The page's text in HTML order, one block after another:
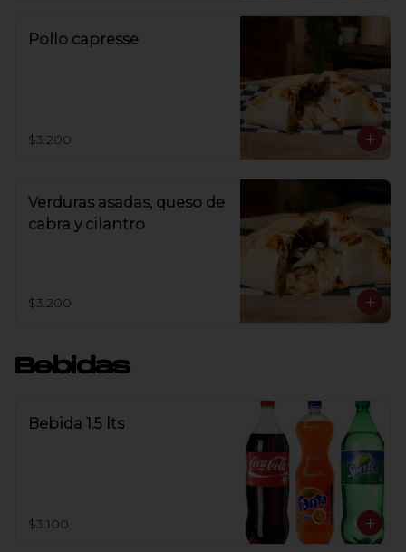
Pollo capresse
$3.200
Verduras asadas, queso de
cabra y cilantro
$3.200
Bebidas
Bebida 1.5 lts
$3.100